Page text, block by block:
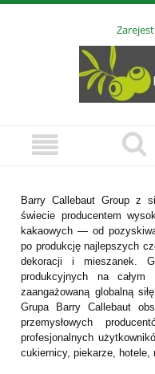
Barry Callebaut Group z
świecie producentem
kakaowych — od
po produkcję najlepszych
dekoracji i mieszanek.
produkcyjnych na
zaangażowaną globalną
Grupa Barry Callebaut
przemysłowych
profesjonalnych
cukiernicy, piekarze, hotele,